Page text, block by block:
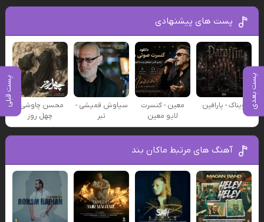
پست بعدی پست قبلی
پست های پیشنهادی
ویناک - پارافین
معین - کنسرت
لایو معین
سیاوش قمیشی -
تبر
محسن چاوشی -
چهل روز
آهنگ های مرتبط ماکان بند